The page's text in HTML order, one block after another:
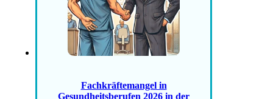
Fachkräftemangel in
Gesundheitsberufen 2026 in der